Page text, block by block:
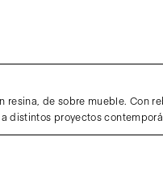
resina, de sobre mueble. Con
distintos proyectos